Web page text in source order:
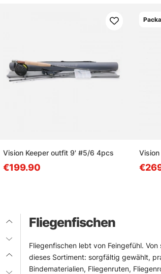
Vision Keeper outfit 9' #5/6 4pcs
€199.90
Fliegenfischen
Fliegenfischen lebt von Feingefühl.
dieses Sortiment: sorgfältig gewählt,
Bindematerialien, Fliegenruten,